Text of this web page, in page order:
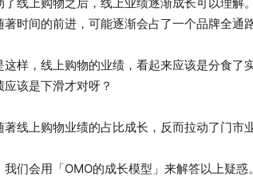
著时间的前进，可能逐渐会占了一个品牌全通
这样，线上购物的业绩，看起来应该是分食了
应该是下滑才对呀？
著线上购物业绩的占比成长，反而拉动了门市
我们会用「OMO的成长模型」来解答以上疑惑。